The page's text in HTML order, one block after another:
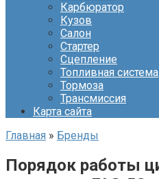
Карбюратор
Кузов
Салон
Стартер
Сцепление
Топливная система
Тормоза
Трансмиссия
Карта сайта
Главная » Бренды
Порядок работы